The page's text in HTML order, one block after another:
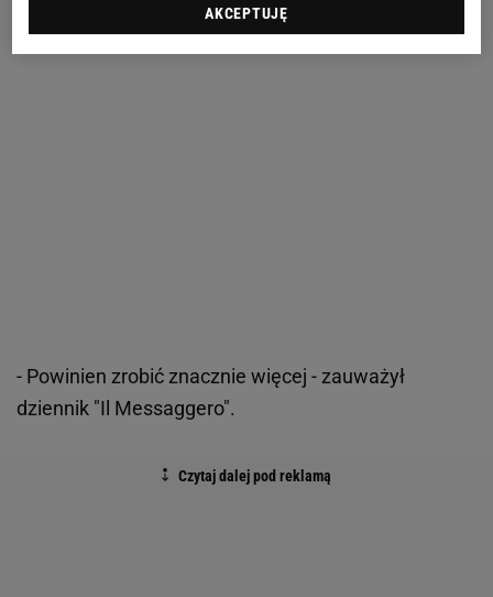
- Powinien zrobić znacznie więcej - zauważył
dziennik "Il Messaggero".
AKCEPTUJĘ